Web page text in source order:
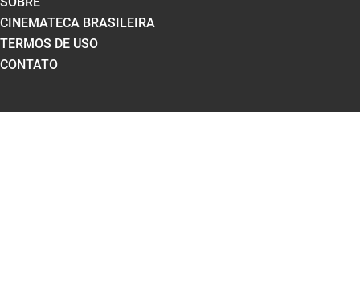
CINEMATECA BRASILEIRA
TERMOS DE USO
CONTATO